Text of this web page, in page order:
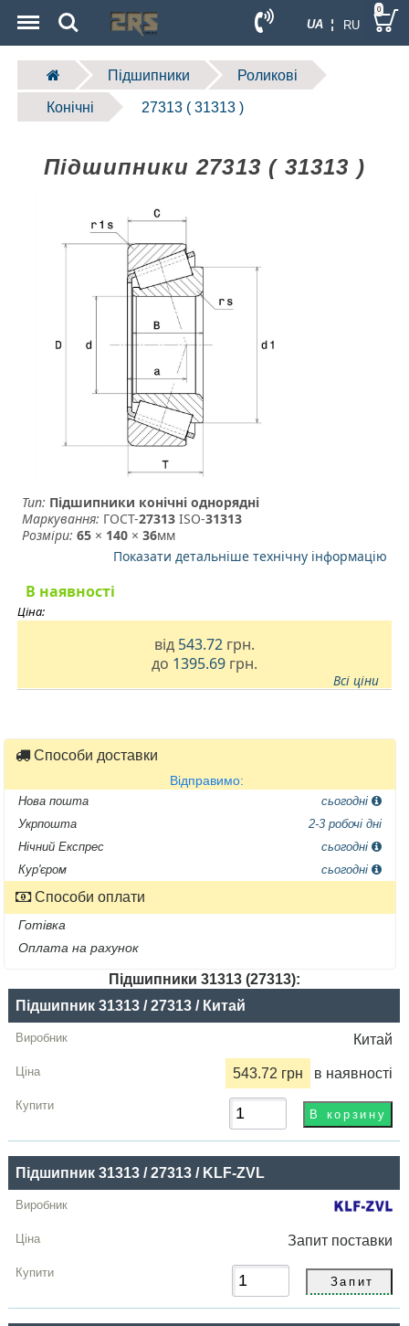
UA ¦ RU
Search 0
Підшипники Роликові
Конічні 27313 ( 31313 )
Підшипники 27313 ( 31313 )
Тип: Підшипники конічні однорядні
Маркування: ГОСТ-27313 ­ ISO-31313
Розміри: 65 × 140 ×36мм
Показати детальніше технічну інформацію
В наявності
Ціна:
від 543.72 грн.
до 1395.69 грн.
Всі ціни
Способи доставки
Відправимо:
Нова пошта
сьогодні
Укрпошта
2-3 робочі дні
Нічний Експрес
сьогодні
Кур'єром
сьогодні
Способи оплати
Готівка
Оплата на рахунок
Підшипники 31313 (27313):
Назва
Виробник
Радіальний
грн
Купити
Підшипник 31313 / 27313 / Китай
Китай
543.72 грн в наявності
Підшипник 31313 / 27313 / KLF-ZVL
Запит поставки